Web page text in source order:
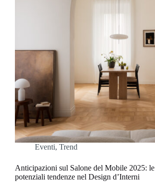
Eventi, Trend
Anticipazioni sul Salone del Mobile 2025: le
potenziali tendenze nel Design d’Interni